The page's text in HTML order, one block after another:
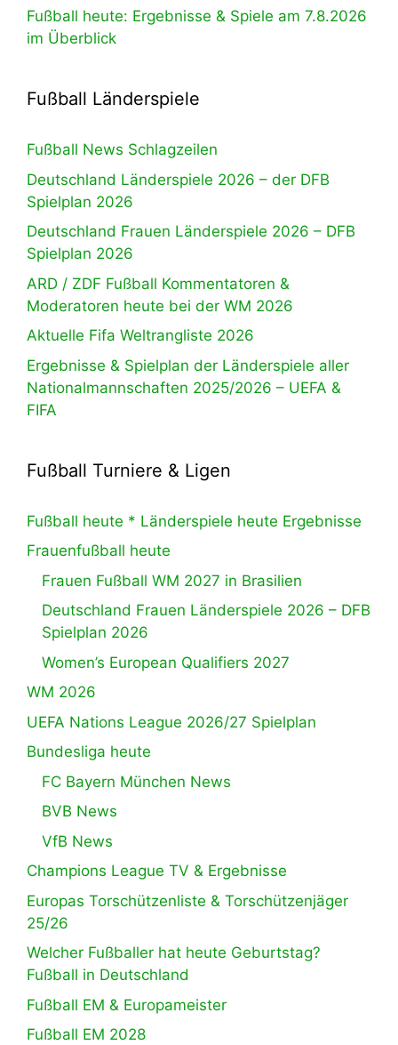
Fußball heute: Ergebnisse & Spiele am 7.8.2026
im Überblick
Fußball Länderspiele
Fußball News Schlagzeilen
Deutschland Länderspiele 2026 – der DFB
Spielplan 2026
Deutschland Frauen Länderspiele 2026 – DFB
Spielplan 2026
ARD / ZDF Fußball Kommentatoren &
Moderatoren heute bei der WM 2026
Aktuelle Fifa Weltrangliste 2026
Ergebnisse & Spielplan der Länderspiele aller
Nationalmannschaften 2025/2026 – UEFA &
FIFA
Fußball Turniere & Ligen
Fußball heute * Länderspiele heute Ergebnisse
Frauenfußball heute
Frauen Fußball WM 2027 in Brasilien
Deutschland Frauen Länderspiele 2026 – DFB
Spielplan 2026
Women’s European Qualifiers 2027
WM 2026
UEFA Nations League 2026/27 Spielplan
Bundesliga heute
FC Bayern München News
BVB News
VfB News
Champions League TV & Ergebnisse
Europas Torschützenliste & Torschützenjäger
25/26
Welcher Fußballer hat heute Geburtstag?
Fußball in Deutschland
Fußball EM & Europameister
Fußball EM 2028